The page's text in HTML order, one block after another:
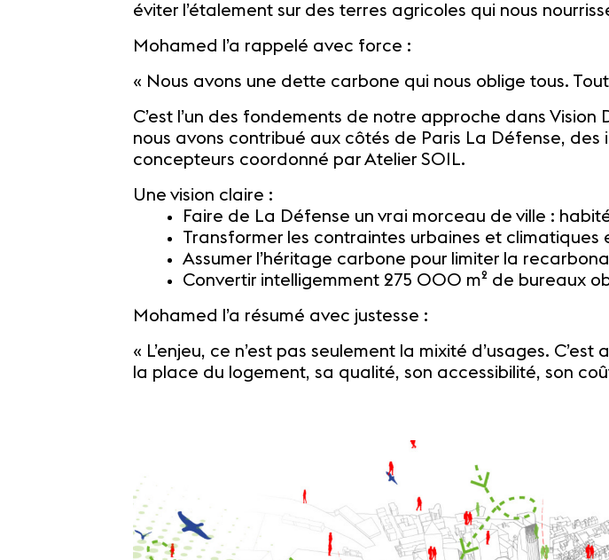
éviter l’étalement sur des terres agricoles qui nous
Mohamed l’a rappelé avec force :
« Nous avons une dette carbone qui nous oblige tous. Tout
C’est l’un des fondements de notre approche dans
nous avons contribué aux côtés de Paris La Défense, des
concepteurs coordonné par Atelier SOIL.
Une vision claire :
Faire de La Défense un vrai morceau de ville :
Transformer les contraintes urbaines et climatiques
Assumer l’héritage carbone pour limiter la
Convertir intelligemment 275 000 m² de bureaux
Mohamed l’a résumé avec justesse :
« L’enjeu, ce n’est pas seulement la mixité d’usages.
la place du logement, sa qualité, son accessibilité, son